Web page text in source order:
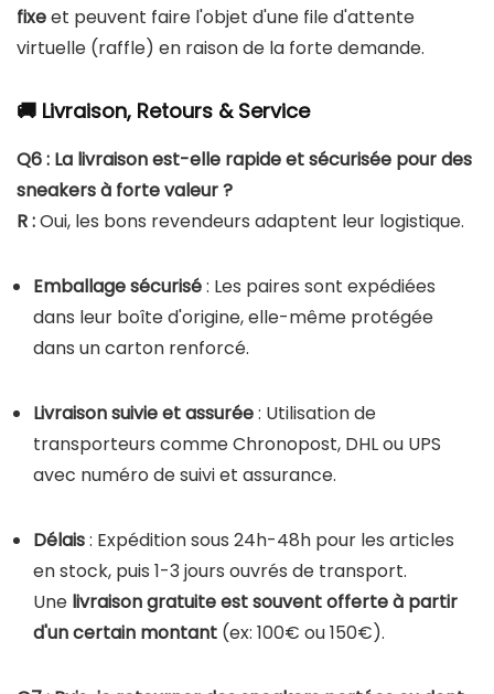
fixeet peuvent faire l'objet d'une file d'attente
virtuelle (raffle) en raison de la forte demande.
🚚 Livraison, Retours & Service
Q6 : La livraison est-elle rapide et sécurisée pour des
sneakers à forte valeur ?
R :Oui, les bons revendeurs adaptent leur logistique.
Emballage sécurisé: Les paires sont expédiées
dans leur boîte d'origine, elle-même protégée
dans un carton renforcé.
Livraison suivie et assurée: Utilisation de
transporteurs comme Chronopost, DHL ou UPS
avec numéro de suivi et assurance.
Délais: Expédition sous 24h-48h pour les articles
en stock, puis 1-3 jours ouvrés de transport.
Une livraison gratuite est souvent offerte à partir
d'un certain montant (ex: 100€ ou 150€).